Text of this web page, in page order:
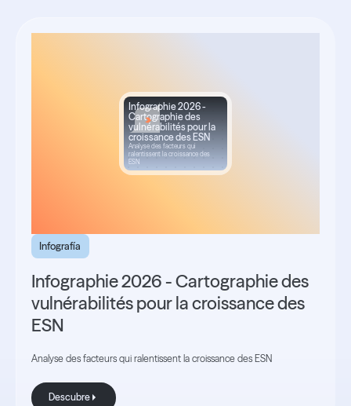
Infographie 2026 -
Cartographie des
vulnérabilités pour la
croissance des ESN
Analyse des facteurs qui
ralentissent la croissance des
ESN
Infografía
Infographie 2026 - Cartographie des
vulnérabilités pour la croissance des
ESN
Analyse des facteurs qui ralentissent la croissance des ESN
Descubre
Descubre